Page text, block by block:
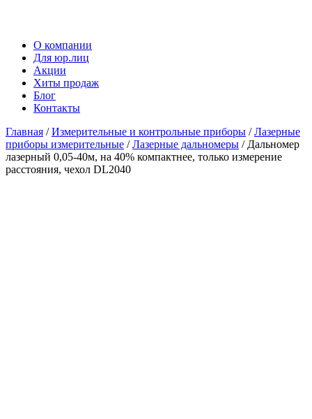
О компании
Для юр.лиц
Акции
Хиты продаж
Блог
Контакты
Главная /Измерительные и контрольные приборы /Лазерные
приборы измерительные /Лазерные дальномеры / Дальномер
лазерный 0,05-40м, на 40% компактнее, только измерение
расстояния, чехол DL2040